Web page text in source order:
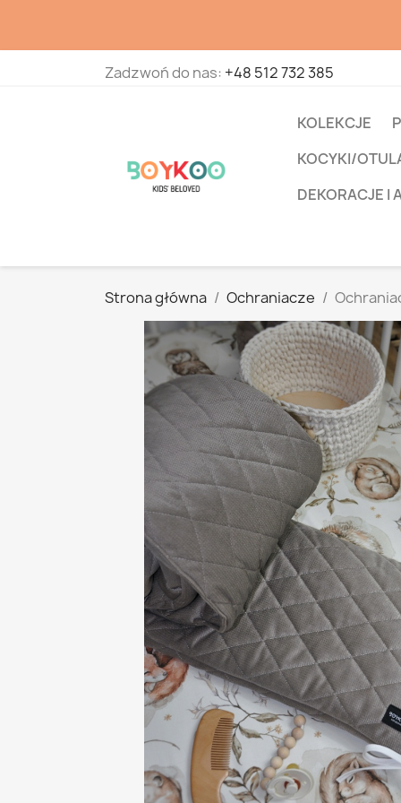
Zadzwoń do nas: +48 512 732 385
KOLEKCJE
KOCYKI/
DEKORACJE I
Strona główna Ochraniacze